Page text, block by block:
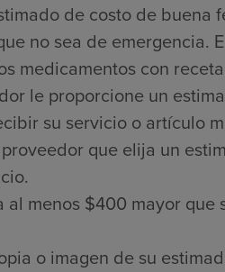
de costo de buena
no sea de emergencia.
medicamentos con
le proporcione un
su servicio o artículo
que elija un
menos $400 mayor
o imagen de su